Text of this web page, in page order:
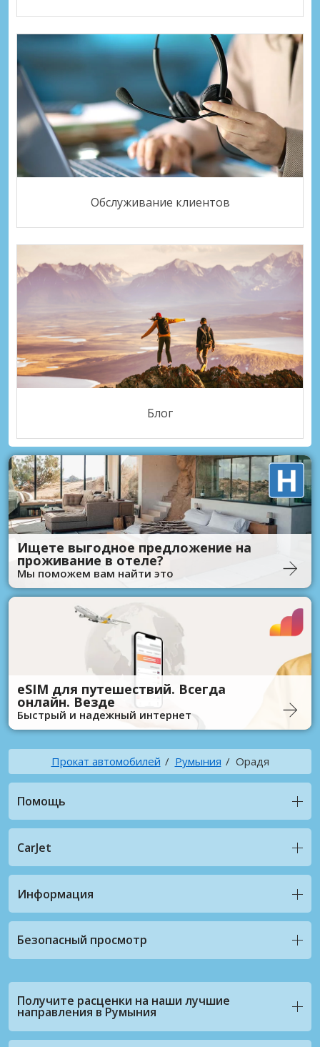
Обслуживание клиентов
Блог
Ищете выгодное предложение на
проживание в отеле?
Мы поможем вам найти это
eSIM для путешествий. Всегда
онлайн. Везде
Быстрый и надежный интернет
Прокат автомобилей Румыния Орадя
Помощь
CarJet
Информация
Безопасный просмотр
Получите расценки на наши лучшие
направления в Румыния